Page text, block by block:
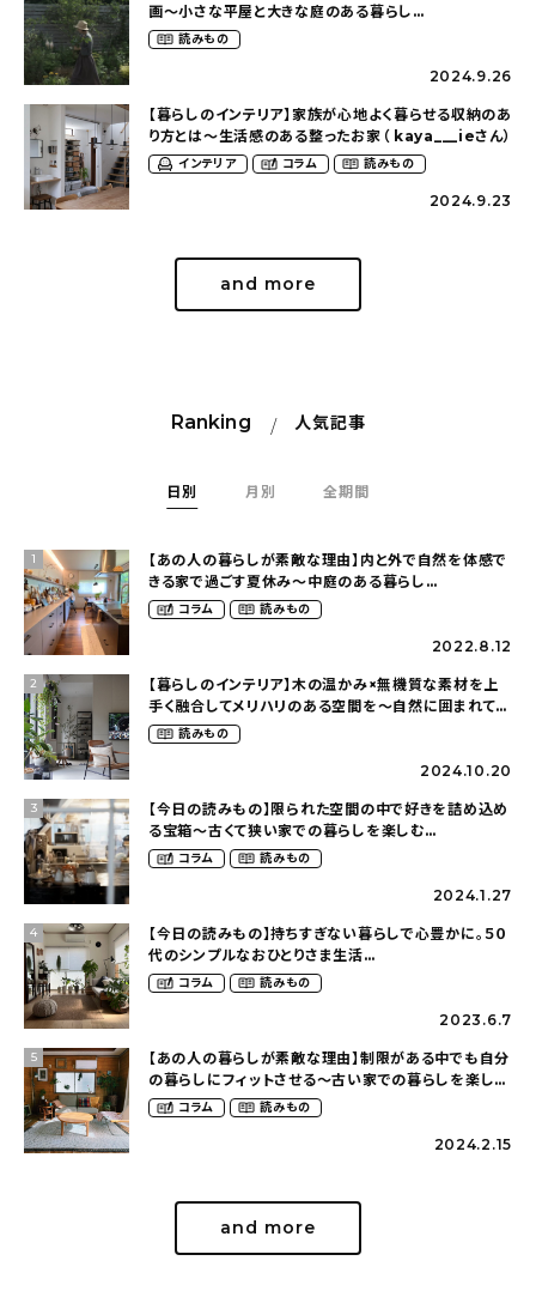
画〜小さな平屋と大きな庭のある暮らし
（tsumikiniwaさん）
読みもの
2024.9.26
【暮らしのインテリア】家族が心地よく暮らせる収納のあ
り方とは〜生活感のある整ったお家（ kaya___ieさん）
インテリア コラム 読みもの
2024.9.23
and more
Ranking 人気記事
日別 月別 全期間
1
【あの人の暮らしが素敵な理由】内と外で自然を体感で
きる家で過ごす夏休み〜中庭のある暮らし
（yume_2700さん）
コラム 読みもの
2022.8.12
2
【暮らしのインテリア】木の温かみ×無機質な素材を上
手く融合してメリハリのある空間を〜自然に囲まれて暮
らす（ki_no_ieさん）
読みもの
2024.10.20
3
【今日の読みもの】限られた空間の中で好きを詰め込め
る宝箱〜古くて狭い家での暮らしを楽しむ
（2nyan_and_lifestylesさん）
コラム 読みもの
2024.1.27
4
【今日の読みもの】持ちすぎない暮らしで心豊かに。５０
代のシンプルなおひとりさま生活
（ohitorisama_kurasiさん）
コラム 読みもの
2023.6.7
5
【あの人の暮らしが素敵な理由】制限がある中でも自分
の暮らしにフィットさせる〜古い家での暮らしを楽しむ
（idasanchiさん）
コラム 読みもの
2024.2.15
and more